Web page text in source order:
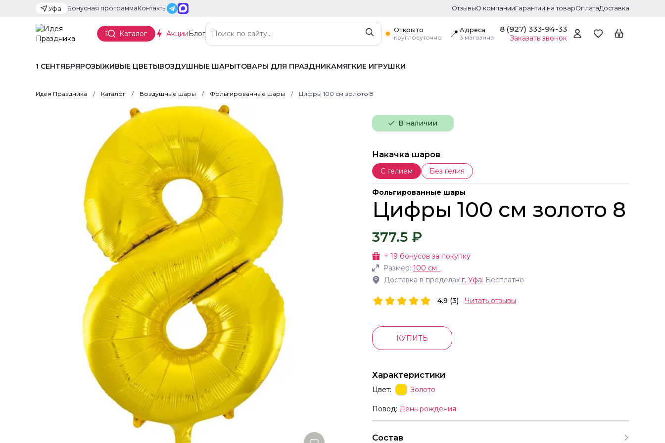
Уфа Бонусная программаКонтакты ОтзывыО компанииГарантии на товарОплатаДоставка
Каталог АкцииБлог
Открыто
круглосуточно
📍 Адреса
3 магазина
8 (927) 333-94-33
Заказать звонок
1 СЕНТЯБРЯРОЗЫЖИВЫЕ ЦВЕТЫВОЗДУШНЫЕ ШАРЫТОВАРЫ ДЛЯ ПРАЗДНИКАМЯГКИЕ ИГРУШКИ
Идея Праздника Каталог Воздушные шары Фольгированные шары Цифры 100 см золото 8
В наличии
Накачка шаров
С гелием Без гелия
Фольгированные шары
Цифры 100 см золото 8
377.5 ₽
+ 19 бонусов за покупку
Размер: 100 см
Доставка в пределах г. Уфа: Бесплатно
4.9 (3) Читать отзывы
КУПИТЬ
Характеристики
Цвет: Золото
Повод: День рождения
Состав